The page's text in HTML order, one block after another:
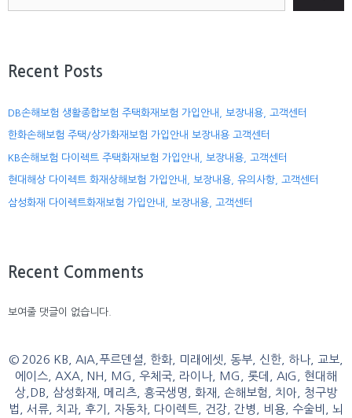
Recent Posts
DB손해보험 생활종합보험 주택화재보험 가입안내, 보장내용, 고객센터
한화손해보험 주택/상가화재보험 가입안내 보장내용 고객센터
KB손해보험 다이렉트 주택화재보험 가입안내, 보장내용, 고객센터
현대해상 다이렉트 화재상해보험 가입안내, 보장내용, 유의사항, 고객센터
삼성화재 다이렉트화재보험 가입안내, 보장내용, 고객센터
Recent Comments
보여줄 댓글이 없습니다.
© 2026 KB, AIA,푸르덴셜, 한화, 미래에셋, 동부, 신한, 하나, 교보,
에이스, AXA, NH, MG, 우체국, 라이나, MG, 롯데, AIG, 현대해
상,DB, 삼성화재, 메리츠, 흥국생명, 화재, 손해보험, 치아, 청구방
법, 서류, 치과, 후기, 자동차, 다이렉트, 건강, 간병, 비용, 수술비, 뇌